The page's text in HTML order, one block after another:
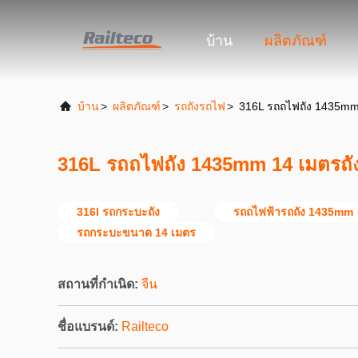
บ้าน ผลิตภัณฑ์
บ้าน> ผลิตภัณฑ์> รถถังรถไฟ> 316L รถถไฟถัง
316L รถถไฟถัง 1435mm 14 เมตรถั
316l รถกระบะถัง
รถถไฟฟ้ารถถัง 1435mm
รถกระบะขนาด 14 เมตร
สถานที่กำเนิด: จีน
ชื่อแบรนด์: Railteco